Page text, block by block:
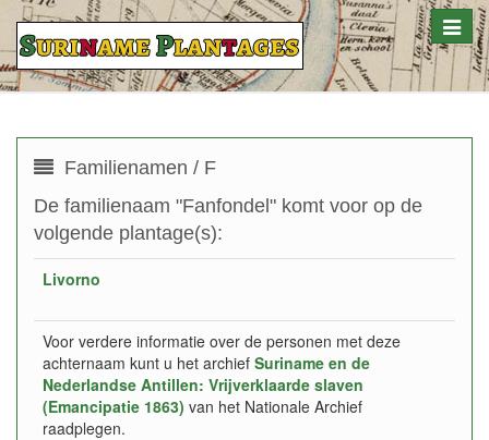
Toggle
Familienamen / F
De familienaam "Fanfondel" komt voor op de
volgende plantage(s):
Livorno
Voor verdere informatie over de personen met deze
achternaam kunt u het archief Suriname en de
Nederlandse Antillen: Vrijverklaarde slaven
(Emancipatie 1863) van het Nationale Archief
raadplegen.